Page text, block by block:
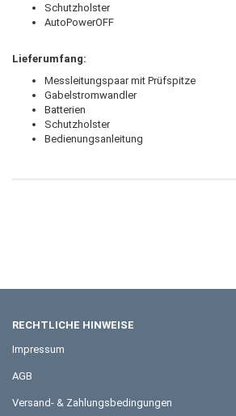
Schutzholster
AutoPowerOFF
Lieferumfang:
Messleitungspaar mit Prüfspitze
Gabelstromwandler
Batterien
Schutzholster
Bedienungsanleitung
RECHTLICHE HINWEISE
Impressum
AGB
Versand- & Zahlungsbedingungen